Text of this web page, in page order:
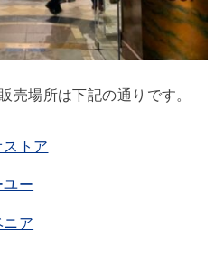
売場所は下記の通りです。
トア
ー
ニア